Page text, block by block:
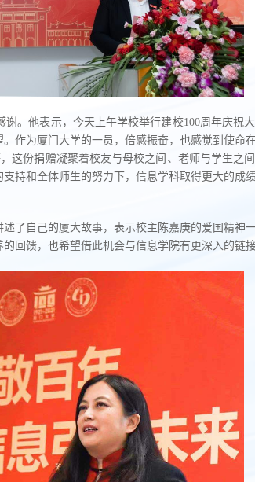
。他表示，今天上午学校举行建校100周年庆祝
作为厦门大学的一员，倍感振奋，也感觉到使命
这份捐赠凝聚着校友与母校之间、老师与学生之
持和全体师生的努力下，信息学科取得更大的成绩
了自己的厦大故事，表示校主陈嘉庚的爱国精神
回馈，也希望借此机会与信息学院有更深入的链